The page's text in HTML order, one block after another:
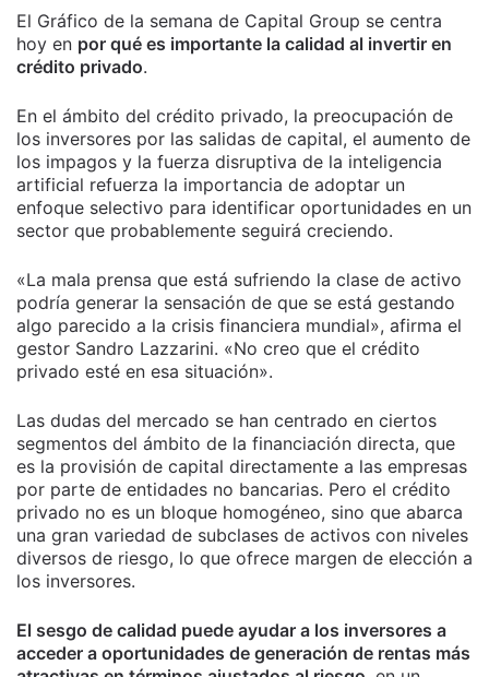
El Gráfico de la semana de Capital Group se centra
hoy en por qué es importante la calidad al invertir en
crédito privado.
En el ámbito del crédito privado, la preocupación de
los inversores por las salidas de capital, el aumento de
los impagos y la fuerza disruptiva de la inteligencia
artificial refuerza la importancia de adoptar un
enfoque selectivo para identificar oportunidades en un
sector que probablemente seguirá creciendo.
«La mala prensa que está sufriendo la clase de activo
podría generar la sensación de que se está gestando
algo parecido a la crisis financiera mundial», afirma el
gestor Sandro Lazzarini. «No creo que el crédito
privado esté en esa situación».
Las dudas del mercado se han centrado en ciertos
segmentos del ámbito de la financiación directa, que
es la provisión de capital directamente a las empresas
por parte de entidades no bancarias. Pero el crédito
privado no es un bloque homogéneo, sino que abarca
una gran variedad de subclases de activos con niveles
diversos de riesgo, lo que ofrece margen de elección a
los inversores.
El sesgo de calidad puede ayudar a los inversores a
acceder a oportunidades de generación de rentas más